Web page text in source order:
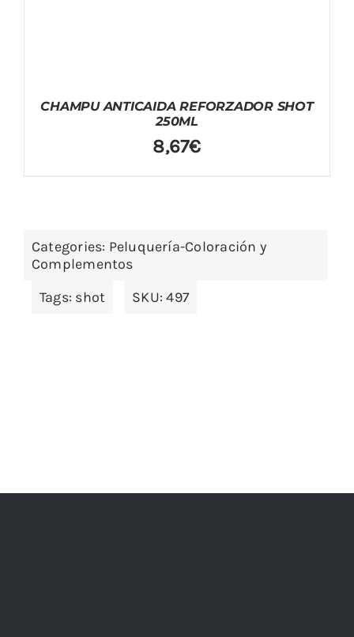
CHAMPU ANTICAIDA REFORZADOR SHOT
250ML
8,67€
Categories: Peluquería-Coloración y
Complementos
Tags: shot SKU:497